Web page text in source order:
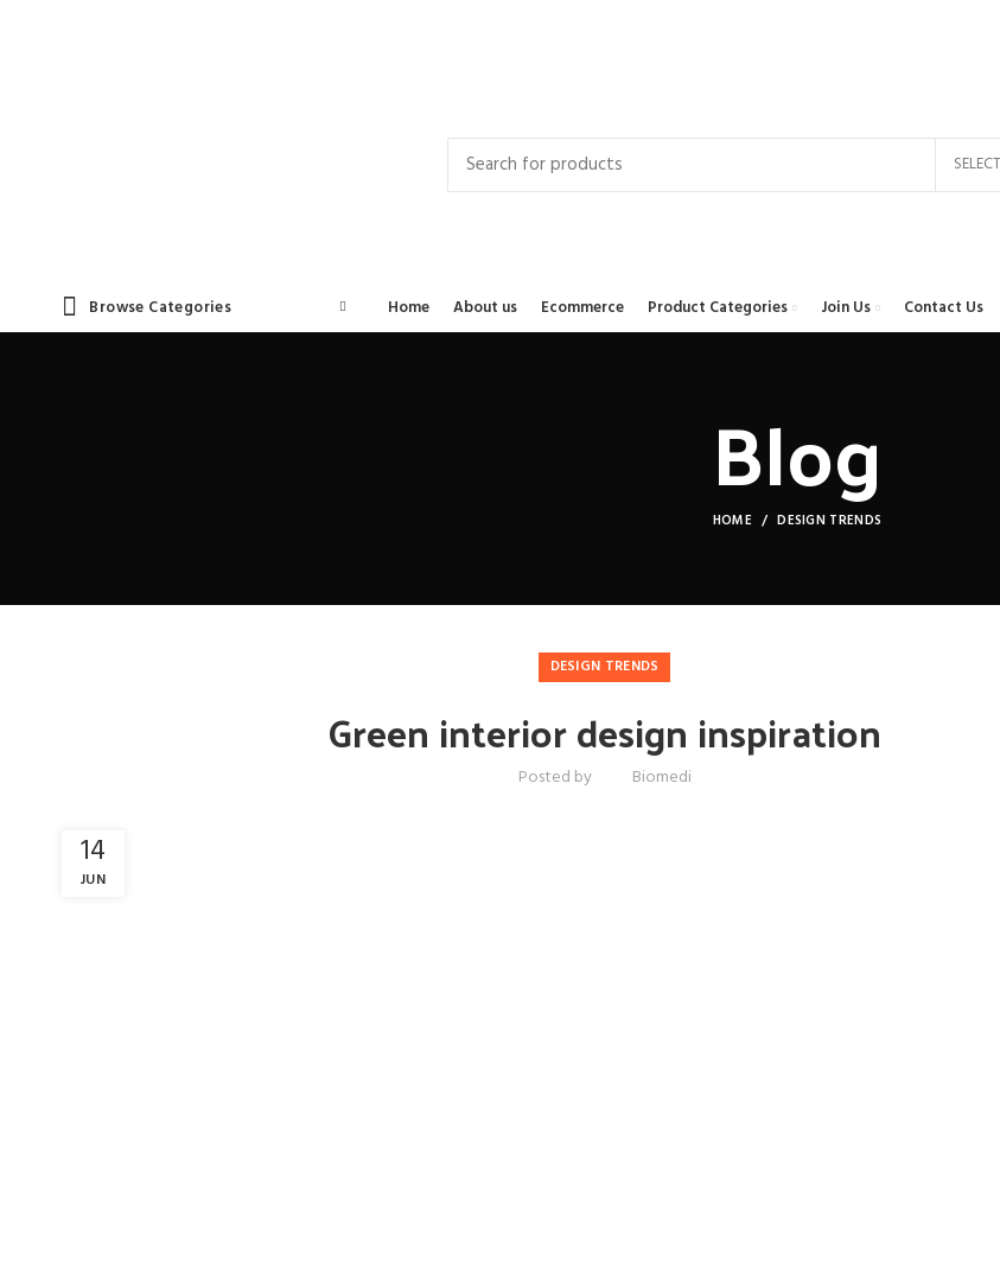
Browse Categories Home About us Ecommerce Product Categories Join Us Contact Us
Blog
HOME DESIGN TRENDS
DESIGN TRENDS
Green interior design inspiration
Posted by Biomedi
14
JUN